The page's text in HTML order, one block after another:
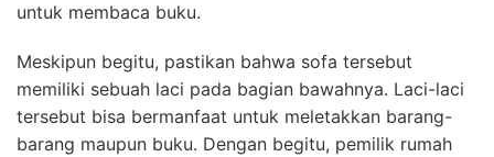
untuk membaca buku.
Meskipun begitu, pastikan bahwa sofa tersebut
memiliki sebuah laci pada bagian bawahnya. Laci-laci
tersebut bisa bermanfaat untuk meletakkan barang-
barang maupun buku. Dengan begitu, pemilik rumah